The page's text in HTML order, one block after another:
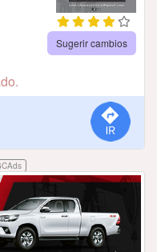
Sugerir cambios